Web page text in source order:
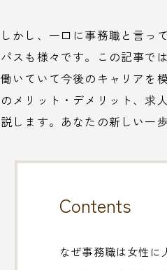
しかし、一口に事務職と言っ
パスも様々です。この記事で
働いていて今後のキャリアを
のメリット・デメリット、求
説します。あなたの新しい一
Contents
なぜ事務職は女性に